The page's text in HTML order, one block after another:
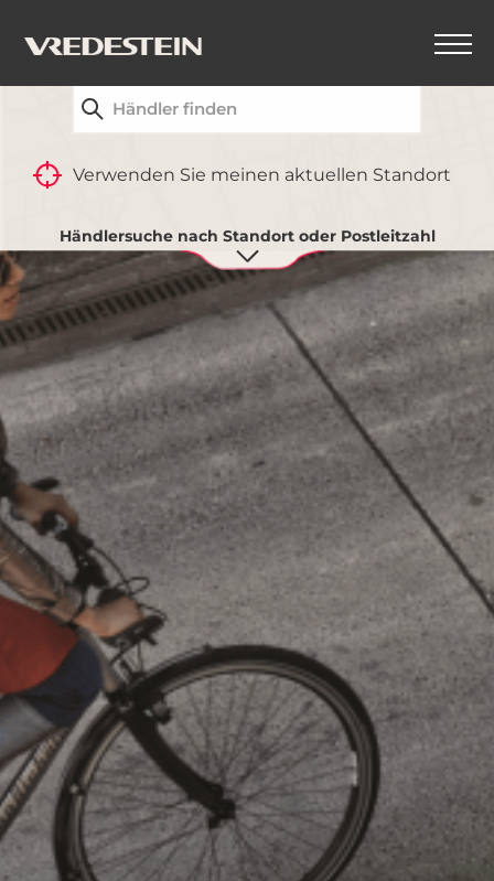
VREDESTEIN-HÄNDLER
Verwenden Sie meinen aktuellen Standort
Händlersuche nach Standort oder Postleitzahl